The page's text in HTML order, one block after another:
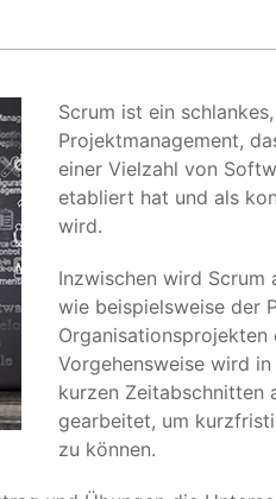
Scrum ist ein
Projektmanagement,
einer Vielzahl von
etabliert hat und als
wird.
Inzwischen wird Scrum
wie beispielsweise der
Organisationsprojekten
Vorgehensweise wird
kurzen Zeitabschnitten
gearbeitet, um
zu können.